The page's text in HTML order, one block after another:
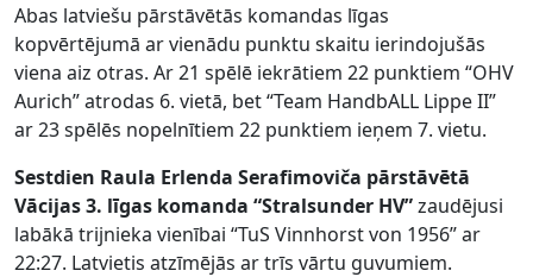
Abas latviešu pārstāvētās komandas līgas
kopvērtējumā ar vienādu punktu skaitu ierindojušās
viena aiz otras. Ar 21 spēlē iekrātiem 22 punktiem “OHV
Aurich” atrodas 6. vietā, bet “Team HandbALL Lippe II”
ar 23 spēlēs nopelnītiem 22 punktiem ieņem 7. vietu.
Sestdien Raula Erlenda Serafimoviča pārstāvētā
Vācijas 3. līgas komanda “Stralsunder HV”zaudējusi
labākā trijnieka vienībai “TuS Vinnhorst von 1956” ar
22:27. Latvietis atzīmējās ar trīs vārtu guvumiem.